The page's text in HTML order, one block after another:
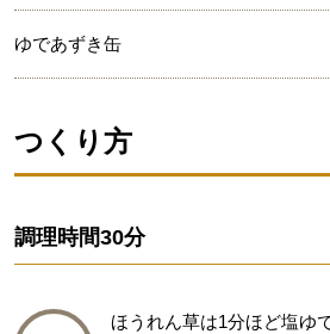
ゆであずき缶
つくり方
調理時間30分
ほうれん草は1分ほど塩ゆ